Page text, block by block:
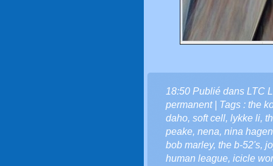
18:50 Publié dans LTC
permanent| Tags : the
daho, soft cell, lykke li,
peake, nena, nina hagen
bob marley, the b-52's,
human league, icicle